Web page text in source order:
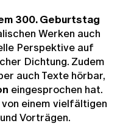
300. Geburtstag
Werken auch
Perspektive auf
Dichtung. Zudem
auch Texte hörbar,
eingesprochen hat.
einem vielfältigen
Vorträgen.